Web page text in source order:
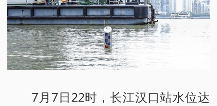
7月7日22时，长江汉口站水位达